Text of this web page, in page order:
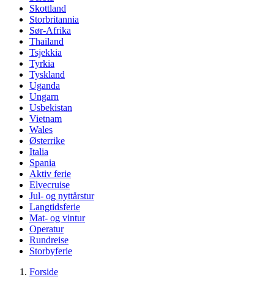
Skottland
Storbritannia
Sør-Afrika
Thailand
Tsjekkia
Tyrkia
Tyskland
Uganda
Ungarn
Usbekistan
Vietnam
Wales
Østerrike
Italia
Spania
Aktiv ferie
Elvecruise
Jul- og nyttårstur
Langtidsferie
Mat- og vintur
Operatur
Rundreise
Storbyferie
Forside